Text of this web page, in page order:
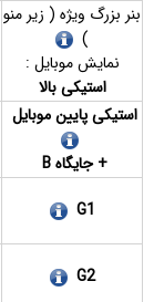
بنر بزرگ ویژه ( زیر منو
)
نمایش موبایل :
استیکی بالا
استیکی پایین موبایل
+ جایگاه B
G1
G2